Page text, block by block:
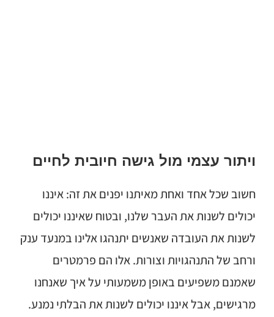
ויתור עצמי מול גישה חיובית לחיים
חשוב שכל אחד ואחת מאיתנו יפנים את זה: איננו
יכולים לשנות את העבר שלנו, ובטוח שאיננו יכולים
לשנות את העובדה שאנשים יתנהגו אלינו במנעד ענק
ורחב של התנהגויות וצורות. אלו הם פרמטרים
שאמנם משפיעים באופן משמעותי על איך שאנחנו
מרגישים, אבל איננו יכולים לשנות את הבלתי נמנע.